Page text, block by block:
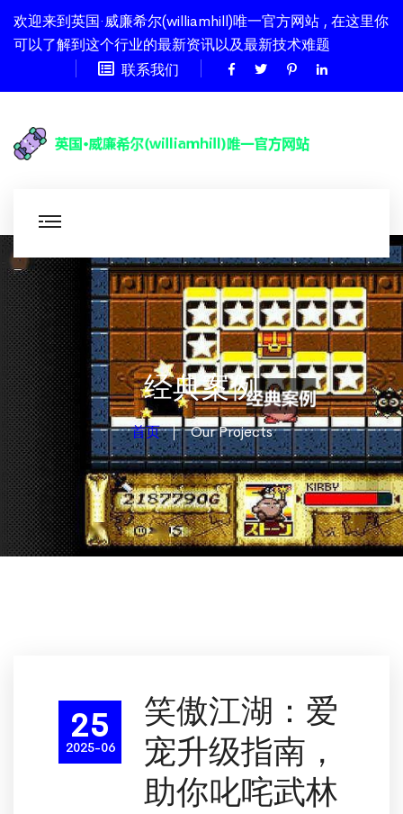
欢迎来到英国·威廉希尔(williamhill)唯一官方网站 , 在这里你
可以了解到这个行业的最新资讯以及最新技术难题
联系我们
经典案例
首页 Our Projects
25
2025-06
笑傲江湖：爱
宠升级指南，
助你叱咤武林